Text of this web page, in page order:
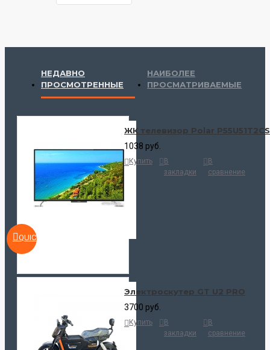
НЕДАВНО
ПРОСМОТРЕННЫЕ
НАИБОЛЕЕ
ПРОСМАТРИВАЕМЫЕ
QUICKVIEW
ЖК телевизор Polar
1038 руб.
Купить
В
закладки
В
сравнение
Электроскутер GT U2 PRO
3700 руб.
Купить
В
закладки
В
сравнение